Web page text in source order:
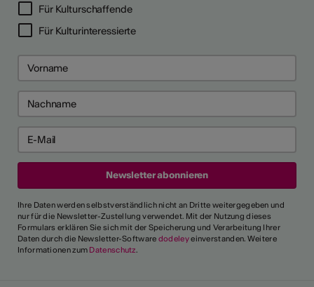
Für Kulturschaffende
Für Kulturinteressierte
Ihre Daten werden selbstverständlich nicht an Dritte weitergegeben und
nur für die Newsletter-Zustellung verwendet. Mit der Nutzung dieses
Formulars erklären Sie sich mit der Speicherung und Verarbeitung Ihrer
Daten durch die Newsletter-Software dodeleyeinverstanden. Weitere
Informationen zum Datenschutz.